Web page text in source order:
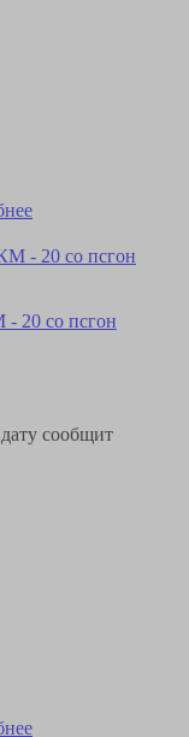
20 со псгон
сообщит